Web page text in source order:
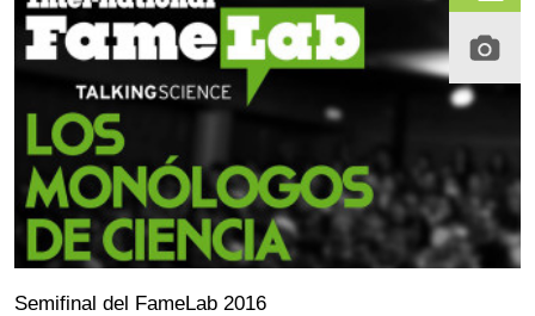
Semifinal del FameLab 2016